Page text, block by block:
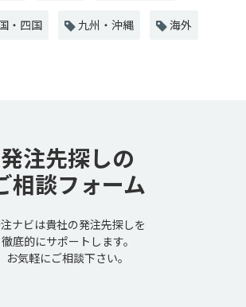
・四国 九州・沖縄 海外
発注先探しの
相談フォーム
ナビは貴社の発注先探しを
徹底的にサポートします。
お気軽にご相談下さい。